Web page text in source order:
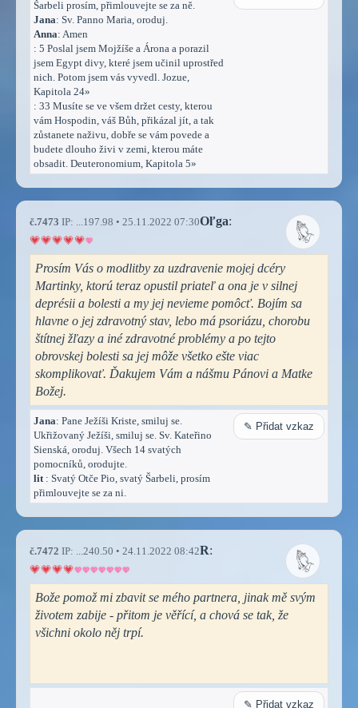
Šarbeli prosím, přimlouvejte se za ně.
Jana: Sv. Panno Maria, oroduj.
Anna: Amen
: 5 Poslal jsem Mojžíše a Árona a porazil
jsem Egypt divy, které jsem učinil uprostřed
nich. Potom jsem vás vyvedl. Jozue,
Kapitola 24»
: 33 Musíte se ve všem držet cesty, kterou
vám Hospodin, váš Bůh, přikázal jít, a tak
zůstanete naživu, dobře se vám povede a
budete dlouho živi v zemi, kterou máte
obsadit. Deuteronomium, Kapitola 5»
č.7473 IP: ...197.98 • 25.11.2022 07:30Oľga:
Prosím Vás o modlitby za uzdravenie mojej dcéry
Martinky, ktorú teraz opustil priateľ a ona je v silnej
deprésii a bolesti a my jej nevieme pomôcť. Bojím sa
hlavne o jej zdravotný stav, lebo má psoriázu, chorobu
štítnej žľazy a iné zdravotné problémy a po tejto
obrovskej bolesti sa jej môže všetko ešte viac
skomplikovať. Ďakujem Vám a nášmu Pánovi a Matke
Božej.
Jana: Pane Ježíši Kriste, smiluj se.
Ukřižovaný Ježíši, smiluj se. Sv. Kateřino
Sienská, oroduj. Všech 14 svatých
pomocníků, orodujte.
lit : Svatý Otče Pio, svatý Šarbeli, prosím
přimlouvejte se za ni.
✎ Přidat vzkaz
č.7472 IP: ...240.50 • 24.11.2022 08:42R:
Bože pomož mi zbavit se mého partnera, jinak mě svým
životem zabije - přitom je věřící, a chová se tak, že
všichni okolo něj trpí.
✎ Přidat vzkaz